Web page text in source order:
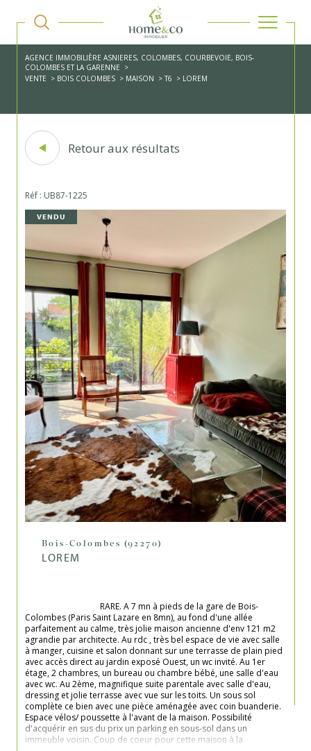
AGENCE IMMOBILIÈRE ASNIERES, COLOMBES, COURBEVOIE, BOIS-
COLOMBES ET LA GARENNE
VENTE
BOIS COLOMBES MAISON T6 LOREM
Retour aux résultats
Réf : UB87-1225
VENDU
Bois-Colombes (92270)
LOREM
Colombes (Paris Saint Lazare en 8mn), au fond d'une allée
parfaitement au calme, très jolie maison ancienne d'env 121 m2
agrandie par architecte. Au rdc , très bel espace de vie avec salle
à manger, cuisine et salon donnant sur une terrasse de plain pied
avec accès direct au jardin exposé Ouest, un wc invité. Au 1er
étage, 2 chambres, un bureau ou chambre bébé, une salle d'eau
avec wc. Au 2ème, magnifique suite parentale avec salle d'eau,
dressing et jolie terrasse avec vue sur les toits. Un sous sol
complète ce bien avec une pièce aménagée avec coin buanderie.
Espace vélos/ poussette à l'avant de la maison. Possibilité
d'acquérir en sus du prix un parking en sous-sol dans un
immeuble voisin. Coup de coeur pour cette maison à la